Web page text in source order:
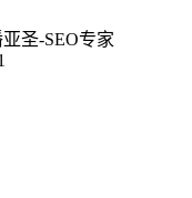
亚圣-SEO专家